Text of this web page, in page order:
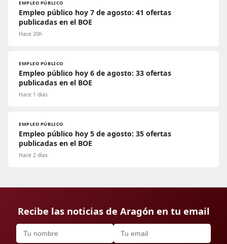
EMPLEO PÚBLICO
Empleo público hoy 7 de agosto: 41 ofertas
publicadas en el BOE
Hace 20h
EMPLEO PÚBLICO
Empleo público hoy 6 de agosto: 33 ofertas
publicadas en el BOE
Hace 1 días
EMPLEO PÚBLICO
Empleo público hoy 5 de agosto: 35 ofertas
publicadas en el BOE
Hace 2 días
Recibe las noticias de Aragón en tu email